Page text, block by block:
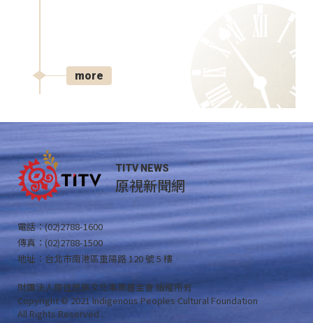
more
TITV NEWS
原視新聞網
電話：(02)2788-1600
傳真：(02)2788-1500
地址：台北市南港區重陽路 120 號 5 樓
財團法人原住民族文化事業基金會 版權所有
Copyright © 2021 Indigenous Peoples Cultural Foundation
All Rights Reserved .